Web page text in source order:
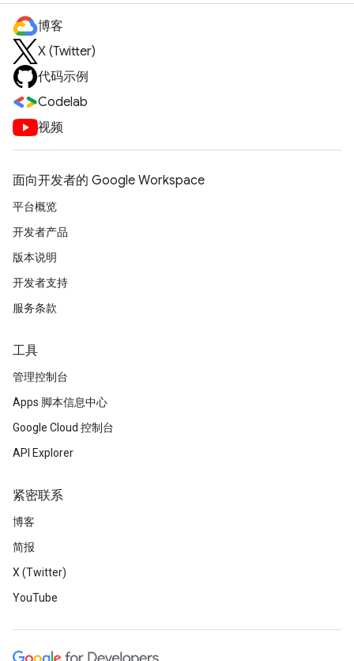
博客
X (Twitter)
代码示例
Codelab
视频
面向开发者的 Google Workspace
平台概览
开发者产品
版本说明
开发者支持
服务条款
工具
管理控制台
Apps 脚本信息中心
Google Cloud 控制台
API Explorer
紧密联系
博客
简报
X (Twitter)
YouTube